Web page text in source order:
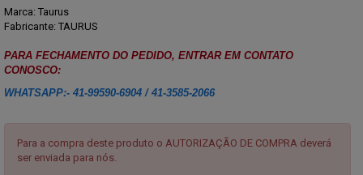
Marca: Taurus
Fabricante: TAURUS
PARA FECHAMENTO DO PEDIDO, ENTRAR EM CONTATO
CONOSCO:
WHATSAPP:- 41-99590-6904 / 41-3585-2066
Para a compra deste produto o AUTORIZAÇÃO DE COMPRA deverá
ser enviada para nós.